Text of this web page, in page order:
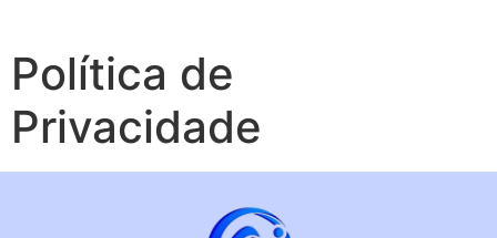
Política de
Privacidade